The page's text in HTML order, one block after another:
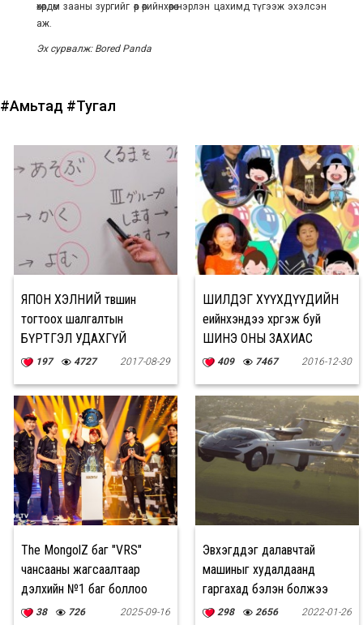
өхөөрдөм зааны зургийг өөр өөрийнхөөрөө нэрлэн цахимд түгээж эхэлсэн
аж.
Эх сурвалж: Bored Panda
#Амьтад #Тугал
ЯПОН ХЭЛНИЙ түвшин
тогтоох шалгалтын
БҮРТГЭЛ УДАХГҮЙ
ЭХЭЛНЭ
197 4727 2017-08-29
ШИЛДЭГ ХҮҮХДҮҮДИЙН
үеийнхэндээ хүргэж буй
ШИНЭ ОНЫ ЗАХИАС
409 7467 2016-12-30
The MongolZ баг "VRS"
чансааны жагсаалтаар
дэлхийн №1 баг боллоо
38 726 2025-09-16
Эвхэгддэг далавчтай
машиныг худалдаанд
гаргахад бэлэн болжээ
298 2656 2022-01-26